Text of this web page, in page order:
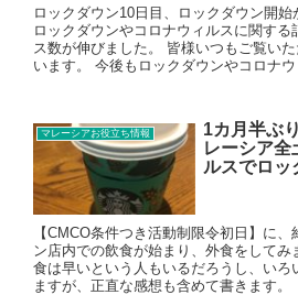
ロックダウン10日目、ロックダウン開始
ロックダウンやコロナウィルスに関する
ス数が伸びました。 皆様いつもご覧い
います。 今後もロックダウンやコロナウ
マレーシアお役立ち情報
1カ月半ぶ
レーシア全
ルスでロッ
【CMCO条件つき活動制限令初日】に
ン店内での飲食が始まり、外食をして
食は早いという人もいるだろうし、いろ
ますが、正直な感想も含めて書きます。